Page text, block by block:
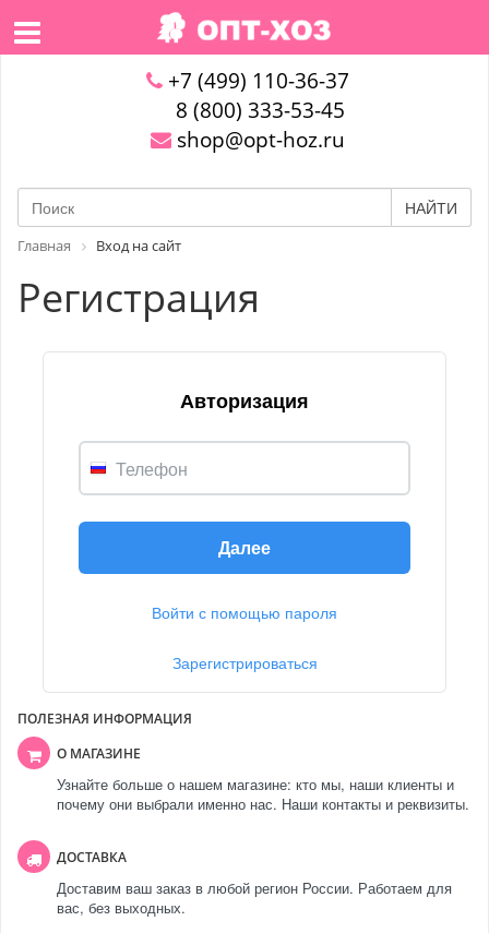
+7 (499) 110-36-37
8 (800) 333-53-45
shop@opt-hoz.ru
НАЙТИ
Главная Вход на сайт
Регистрация
Авторизация
Телефон
Далее
Войти с помощью пароля
Зарегистрироваться
ПОЛЕЗНАЯ ИНФОРМАЦИЯ
О МАГАЗИНЕ
Узнайте больше о нашем магазине: кто мы, наши клиенты и
почему они выбрали именно нас. Наши контакты и реквизиты.
ДОСТАВКА
Доставим ваш заказ в любой регион России. Работаем для
вас, без выходных.